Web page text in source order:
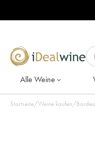
Alle Weine
Startseite/Weine kaufen/